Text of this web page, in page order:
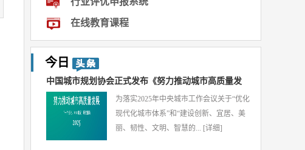
在线教育课程
今日
中国城市规划协会正式发布《努力推动城市高质量发
展...
为落实2025年中央城市工作会议关于“优化
现代化城市体系”和“建设创新、宜居、美
丽、韧性、文明、智慧的... [详细]